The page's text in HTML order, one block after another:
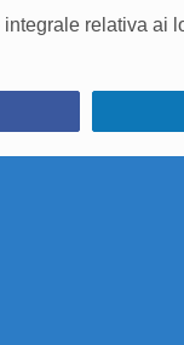
relativa ai